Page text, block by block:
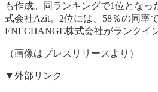
も作成。同ランキングで1位となっ
式会社Azit。2位には、58％の同率
ENECHANGE株式会社がランクイ
（画像はプレスリリースより）
▼外部リンク